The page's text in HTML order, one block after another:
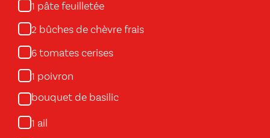
1 pâte feuilletée
2 bûches de chèvre frais
6 tomates cerises
1 poivron
bouquet de basilic
1 ail